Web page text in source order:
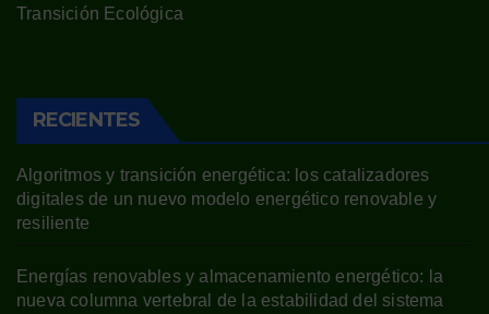
Transición Ecológica
RECIENTES
Algoritmos y transición energética: los catalizadores
digitales de un nuevo modelo energético renovable y
resiliente
Energías renovables y almacenamiento energético: la
nueva columna vertebral de la estabilidad del sistema